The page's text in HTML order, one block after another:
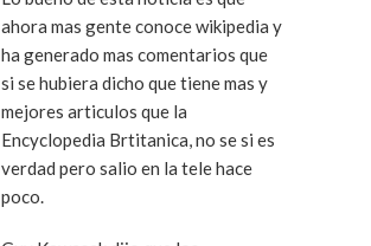
ahora mas gente conoce wikipedia y
ha generado mas comentarios que
si se hubiera dicho que tiene mas y
mejores articulos que la
Encyclopedia Brtitanica, no se si es
verdad pero salio en la tele hace
poco.